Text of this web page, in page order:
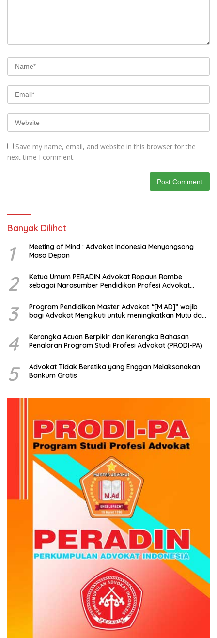
Save my name, email, and website in this browser for the
next time I comment.
Banyak Dilihat
1
Meeting of Mind : Advokat Indonesia Menyongsong
Masa Depan
2
Ketua Umum PERADIN Advokat Ropaun Rambe
sebagai Narasumber Pendidikan Profesi Advokat
dengan Universitas
3
Program Pendidikan Master Advokat “[M.AD]” wajib
bagi Advokat Mengikuti untuk meningkatkan Mutu dan
4
Kerangka Acuan Berpikir dan Kerangka Bahasan
Penalaran Program Studi Profesi Advokat (PRODI-PA)
5
Advokat Tidak Beretika yang Enggan Melaksanakan
Bankum Gratis